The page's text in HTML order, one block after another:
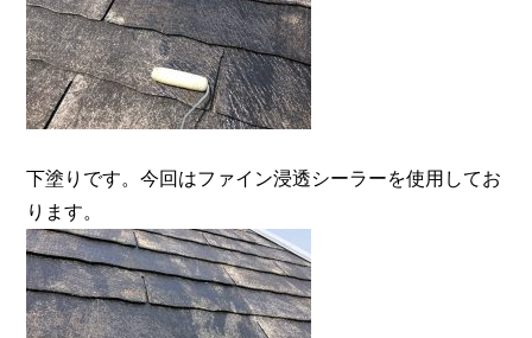
下塗りです。今回はファイン浸透シーラーを使用してお
ります。